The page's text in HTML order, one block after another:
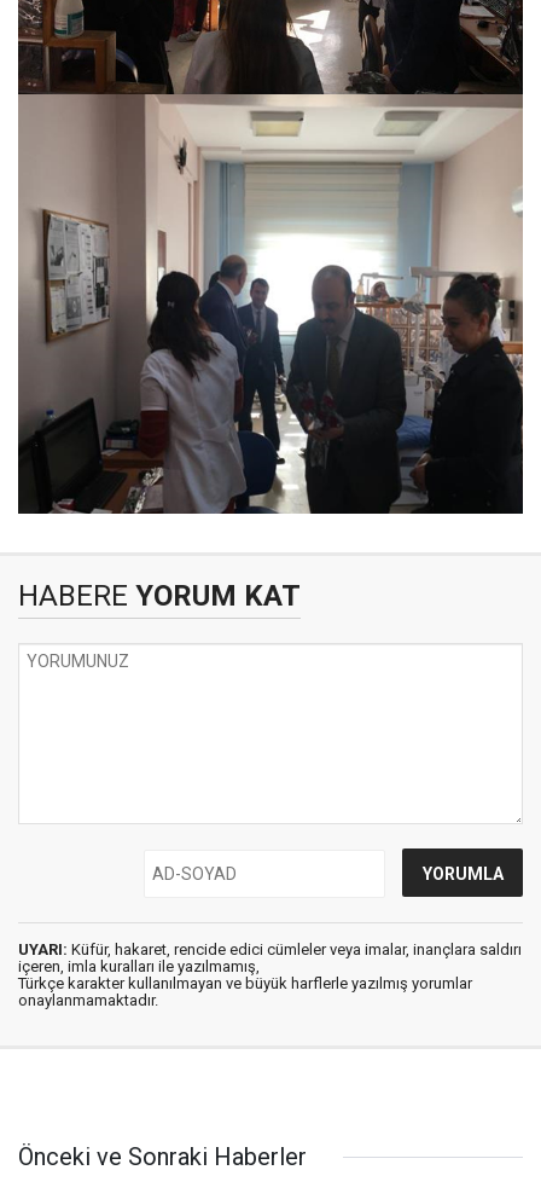
HABERE YORUM KAT
UYARI: Küfür, hakaret, rencide edici cümleler veya imalar, inançlara saldırı
içeren, imla kuralları ile yazılmamış,
Türkçe karakter kullanılmayan ve büyük harflerle yazılmış yorumlar
onaylanmamaktadır.
Önceki ve Sonraki Haberler